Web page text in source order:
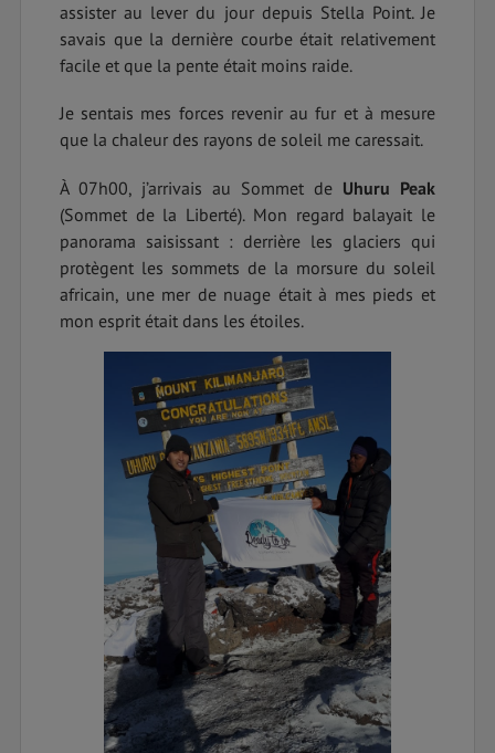
assister au lever du jour depuis Stella Point. Je
savais que la dernière courbe était relativement
facile et que la pente était moins raide.
Je sentais mes forces revenir au fur et à mesure
que la chaleur des rayons de soleil me caressait.
À 07h00, j’arrivais au Sommet de Uhuru Peak
(Sommet de la Liberté). Mon regard balayait le
panorama saisissant : derrière les glaciers qui
protègent les sommets de la morsure du soleil
africain, une mer de nuage était à mes pieds et
mon esprit était dans les étoiles.